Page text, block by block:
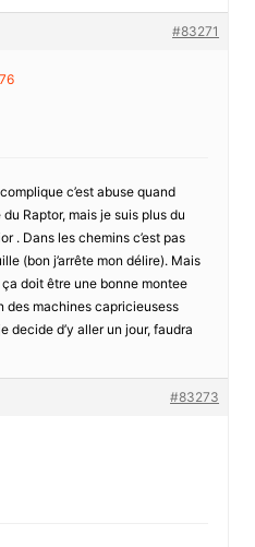
#83271
c’est abuse quand
Raptor, mais je suis plus du
. Dans les chemins c’est pas
(bon j’arrête mon délire). Mais
doit être une bonne montee
des machines capricieusess
decide d’y aller un jour, faudra
#83273